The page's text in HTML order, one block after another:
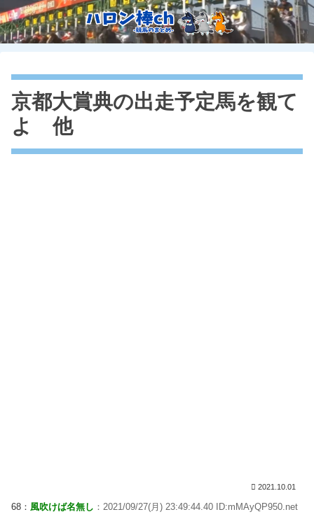
京都大賞典の出走予定馬を観て
よ 他
2021.10.01
68： 風吹けば名無し ：2021/09/27(月) 23:49:44.40 ID:mMAyQP950.net